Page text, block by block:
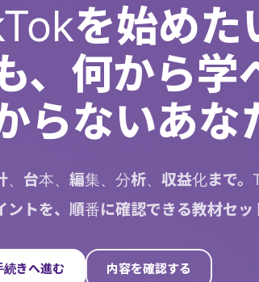
を始めた
、何から学
らないあな
、台本、編集、分析、収益化まで
ントを、順番に確認できる教材セッ
続きへ進む 内容を確認する